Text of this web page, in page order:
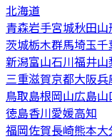
北海道
青森岩手宮城秋田山
茨城栃木群馬埼玉千
新潟富山石川福井山
三重滋賀京都大阪兵
鳥取島根岡山広島山
徳島香川愛媛高知
福岡佐賀長崎熊本大